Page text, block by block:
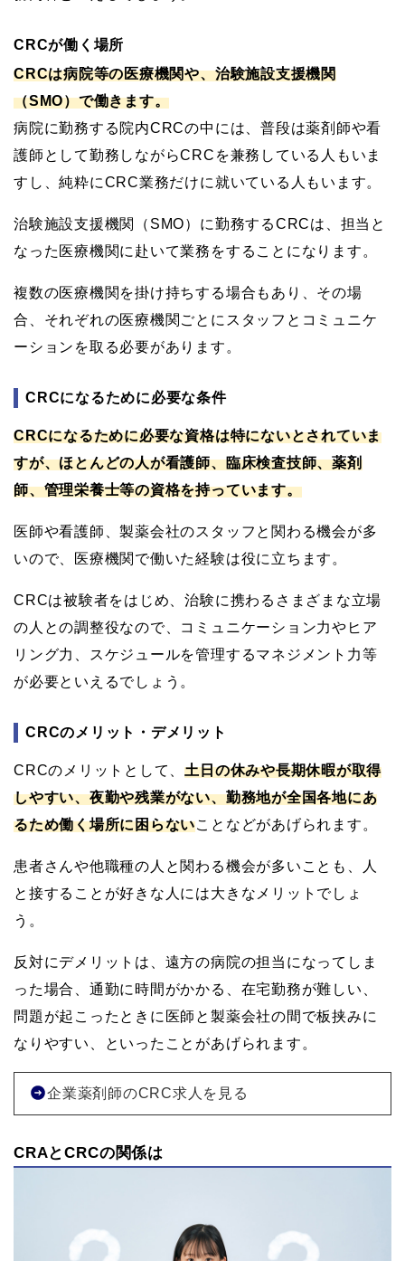
CRCが働く場所
CRCは病院等の医療機関や、治験施設支援機関
（SMO）で働きます。
病院に勤務する院内CRCの中には、普段は薬剤師や看
護師として勤務しながらCRCを兼務している人もいま
すし、純粋にCRC業務だけに就いている人もいます。
治験施設支援機関（SMO）に勤務するCRCは、担当と
なった医療機関に赴いて業務をすることになります。
複数の医療機関を掛け持ちする場合もあり、その場
合、それぞれの医療機関ごとにスタッフとコミュニケ
ーションを取る必要があります。
CRCになるために必要な条件
CRCになるために必要な資格は特にないとされていま
すが、ほとんどの人が看護師、臨床検査技師、薬剤
師、管理栄養士等の資格を持っています。
医師や看護師、製薬会社のスタッフと関わる機会が多
いので、医療機関で働いた経験は役に立ちます。
CRCは被験者をはじめ、治験に携わるさまざまな立場
の人との調整役なので、コミュニケーション力やヒア
リング力、スケジュールを管理するマネジメント力等
が必要といえるでしょう。
CRCのメリット・デメリット
CRCのメリットとして、土日の休みや長期休暇が取得
しやすい、夜勤や残業がない、勤務地が全国各地にあ
るため働く場所に困らないことなどがあげられます。
患者さんや他職種の人と関わる機会が多いことも、人
と接することが好きな人には大きなメリットでしょ
う。
反対にデメリットは、遠方の病院の担当になってしま
った場合、通勤に時間がかかる、在宅勤務が難しい、
問題が起こったときに医師と製薬会社の間で板挟みに
なりやすい、といったことがあげられます。
企業薬剤師のCRC求人を見る
CRAとCRCの関係は